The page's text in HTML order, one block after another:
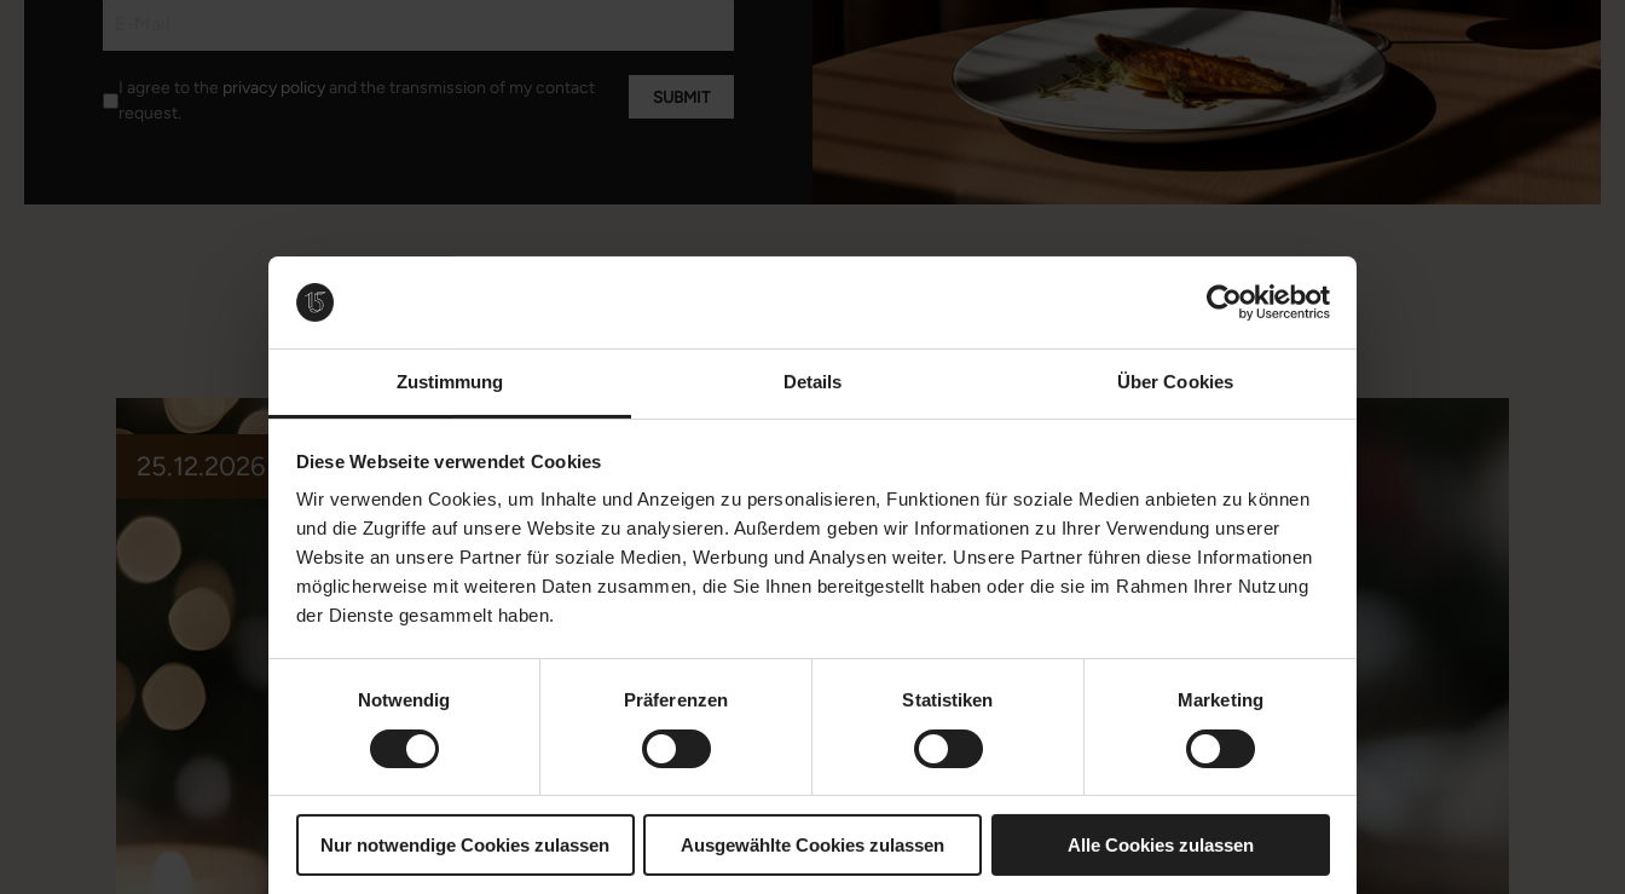
Zustimmung Details Über Cookies
Diese Webseite verwendet Cookies
Wir verwenden Cookies, um Inhalte und Anzeigen zu personalisieren, Funktionen für soziale Medien anbieten zu können
und die Zugriffe auf unsere Website zu analysieren. Außerdem geben wir Informationen zu Ihrer Verwendung unserer
Website an unsere Partner für soziale Medien, Werbung und Analysen weiter. Unsere Partner führen diese Informationen
möglicherweise mit weiteren Daten zusammen, die Sie Ihnen bereitgestellt haben oder die sie im Rahmen Ihrer Nutzung
der Dienste gesammelt haben.
Notwendig
Präferenzen Statistiken Marketing
Nur notwendige Cookies zulassen Ausgewählte Cookies zulassen Alle Cookies zulassen
I agree to the privacy policy and the transmission of my contact
request.
SUBMIT
25.12.2026 | 1.00 - 3.30 pm